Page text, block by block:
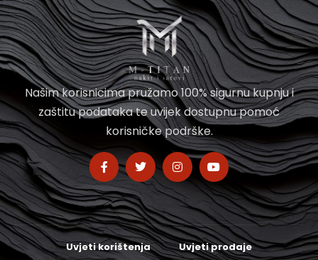
Našim korisnicima pružamo 100% sigurnu kupnju i
zaštitu podataka te uvijek dostupnu pomoć
korisničke podrške.
Uvjeti korištenja Uvjeti prodaje